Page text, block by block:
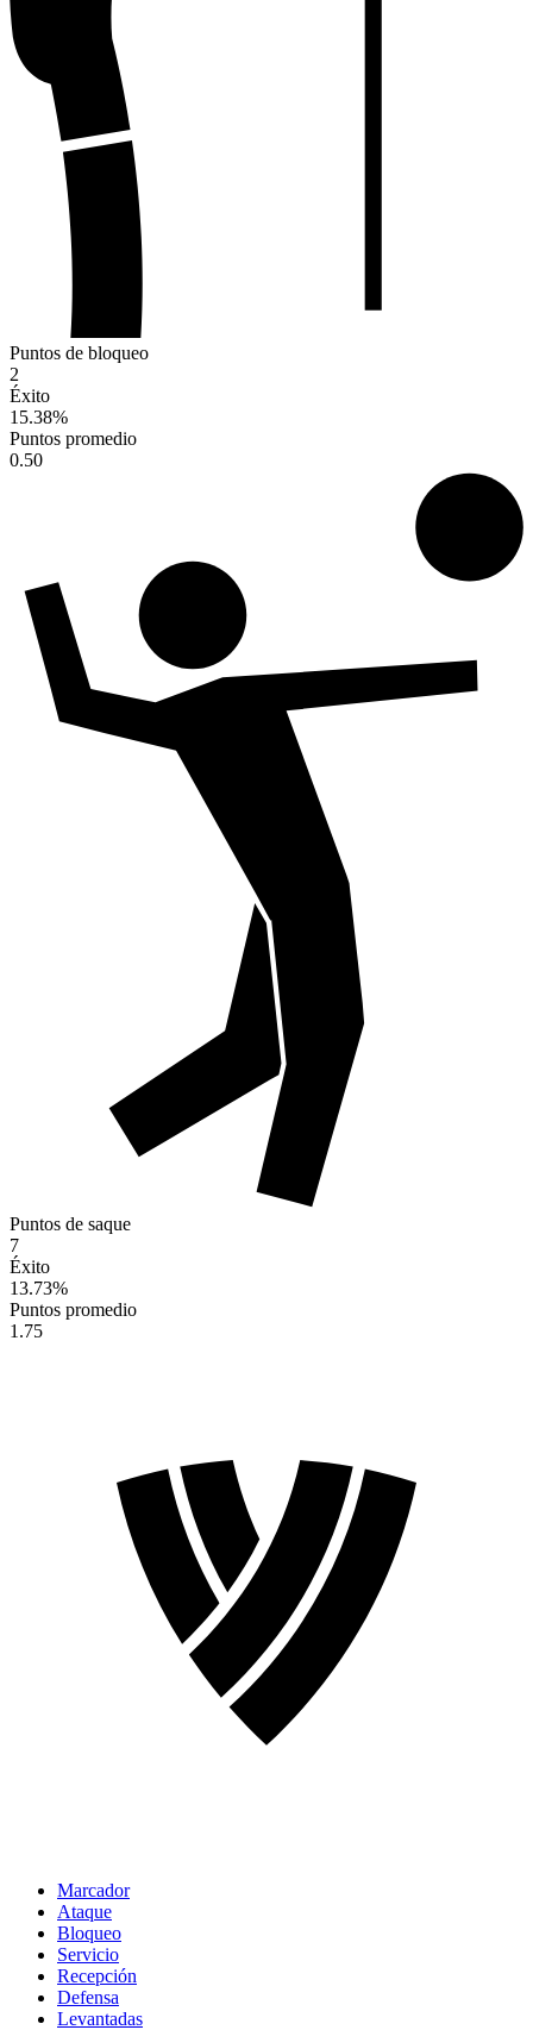
Puntos de bloqueo
2
Éxito
15.38%
Puntos promedio
0.50
Puntos de saque
7
Éxito
13.73%
Puntos promedio
1.75
Marcador
Ataque
Bloqueo
Servicio
Recepción
Defensa
Levantadas